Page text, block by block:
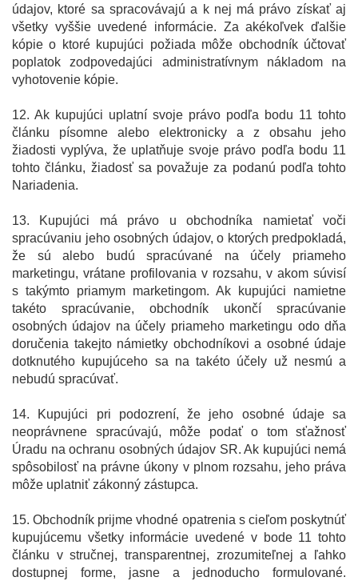
údajov, ktoré sa spracovávajú a k nej má právo získať aj
všetky vyššie uvedené informácie. Za akékoľvek ďalšie
kópie o ktoré kupujúci požiada môže obchodník účtovať
poplatok zodpovedajúci administratívnym nákladom na
vyhotovenie kópie.
12. Ak kupujúci uplatní svoje právo podľa bodu 11 tohto
článku písomne alebo elektronicky a z obsahu jeho
žiadosti vyplýva, že uplatňuje svoje právo podľa bodu 11
tohto článku, žiadosť sa považuje za podanú podľa tohto
Nariadenia.
13. Kupujúci má právo u obchodníka namietať voči
spracúvaniu jeho osobných údajov, o ktorých predpokladá,
že sú alebo budú spracúvané na účely priameho
marketingu, vrátane profilovania v rozsahu, v akom súvisí
s takýmto priamym marketingom. Ak kupujúci namietne
takéto spracúvanie, obchodník ukončí spracúvanie
osobných údajov na účely priameho marketingu odo dňa
doručenia takejto námietky obchodníkovi a osobné údaje
dotknutého kupujúceho sa na takéto účely už nesmú a
nebudú spracúvať.
14. Kupujúci pri podozrení, že jeho osobné údaje sa
neoprávnene spracúvajú, môže podať o tom sťažnosť
Úradu na ochranu osobných údajov SR. Ak kupujúci nemá
spôsobilosť na právne úkony v plnom rozsahu, jeho práva
môže uplatniť zákonný zástupca.
15. Obchodník prijme vhodné opatrenia s cieľom poskytnúť
kupujúcemu všetky informácie uvedené v bode 11 tohto
článku v stručnej, transparentnej, zrozumiteľnej a ľahko
dostupnej forme, jasne a jednoducho formulované.